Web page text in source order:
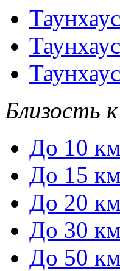
Близость
До 10 км
До 15 км
До 20 км
До 30 км
До 50 км